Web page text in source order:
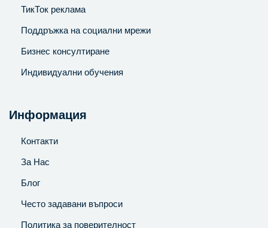
ТикТок реклама
Поддръжка на социални мрежи
Бизнес консултиране
Индивидуални обучения
Информация
Контакти
За Нас
Блог
Често задавани въпроси
Политика за поверителност